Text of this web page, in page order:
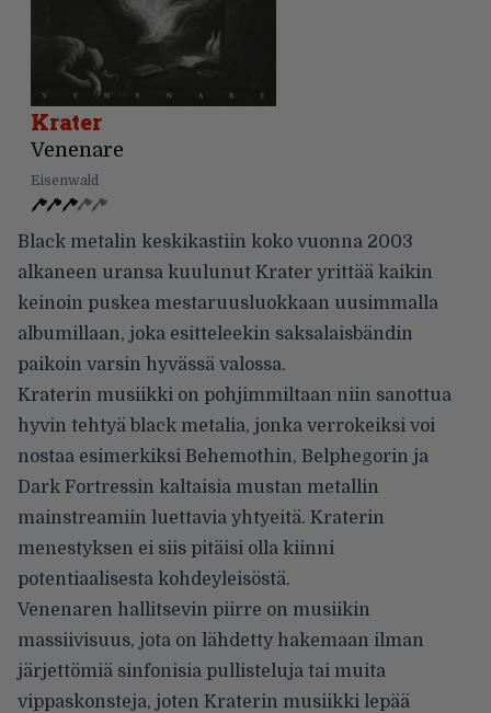
Krater
Venenare
Eisenwald
Black metalin keskikastiin koko vuonna 2003
alkaneen uransa kuulunut Krater yrittää kaikin
keinoin puskea mestaruusluokkaan uusimmalla
albumillaan, joka esitteleekin saksalaisbändin
paikoin varsin hyvässä valossa.
Kraterin musiikki on pohjimmiltaan niin sanottua
hyvin tehtyä black metalia, jonka verrokeiksi voi
nostaa esimerkiksi Behemothin, Belphegorin ja
Dark Fortressin kaltaisia mustan metallin
mainstreamiin luettavia yhtyeitä. Kraterin
menestyksen ei siis pitäisi olla kiinni
potentiaalisesta kohdeyleisöstä.
Venenaren hallitsevin piirre on musiikin
massiivisuus, jota on lähdetty hakemaan ilman
järjettömiä sinfonisia pullisteluja tai muita
vippaskonsteja, joten Kraterin musiikki lepää